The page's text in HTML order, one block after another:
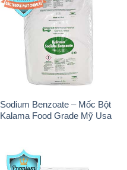
Sodium Benzoate – Mốc Bột
Kalama Food Grade Mỹ Usa